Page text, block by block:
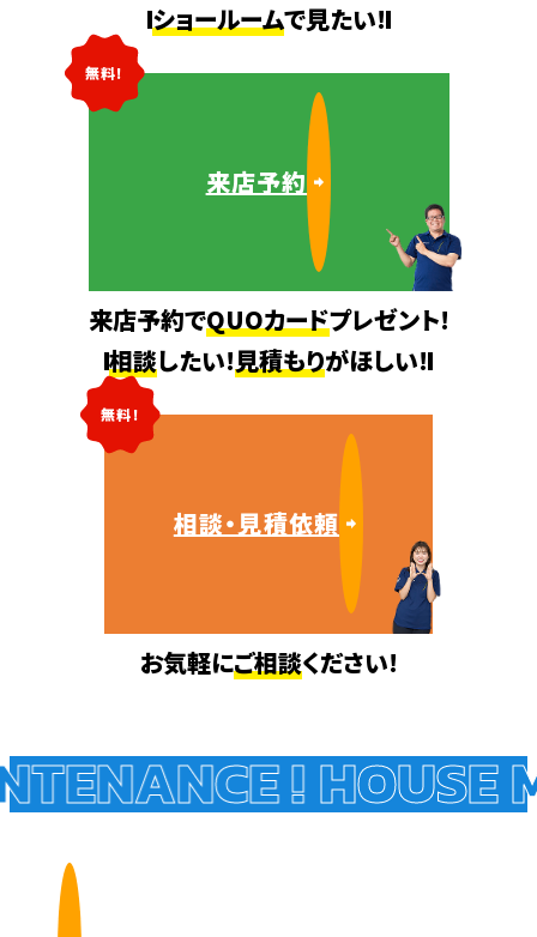
ショールームで見たい!
無料!
来店予約
来店予約でQUOカードプレゼント!
相談したい!見積もりがほしい!
無料!
相談・見積依頼
お気軽にご相談ください!
!HOUSE